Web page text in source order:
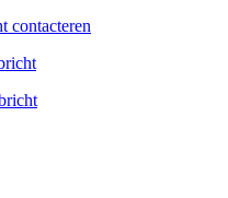
contacteren